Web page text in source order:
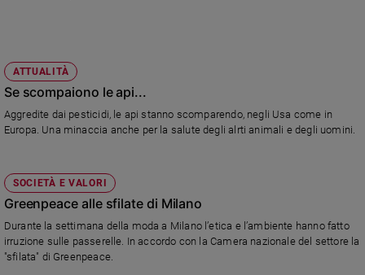
ATTUALITÀ
Se scompaiono le api...
Aggredite dai pesticidi, le api stanno scomparendo, negli Usa come in
Europa. Una minaccia anche per la salute degli alrti animali e degli uomini.
SOCIETÀ E VALORI
Greenpeace alle sfilate di Milano
Durante la settimana della moda a Milano l’etica e l’ambiente hanno fatto
irruzione sulle passerelle. In accordo con la Camera nazionale del settore la
"sfilata" di Greenpeace.